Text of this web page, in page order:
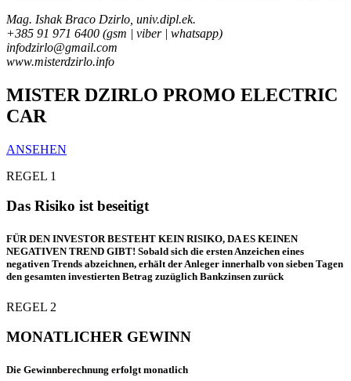
Mag. Ishak Braco Dzirlo, univ.dipl.ek.
+385 91 971 6400 (gsm | viber | whatsapp)
infodzirlo@gmail.com
www.misterdzirlo.info
MISTER DZIRLO PROMO ELECTRIC
CAR
ANSEHEN
REGEL 1
Das Risiko ist beseitigt
FÜR DEN INVESTOR BESTEHT KEIN RISIKO, DA ES KEINEN
NEGATIVEN TREND GIBT! Sobald sich die ersten Anzeichen eines
negativen Trends abzeichnen, erhält der Anleger innerhalb von sieben Tagen
den gesamten investierten Betrag zuzüglich Bankzinsen zurück
REGEL 2
MONATLICHER GEWINN
Die Gewinnberechnung erfolgt monatlich